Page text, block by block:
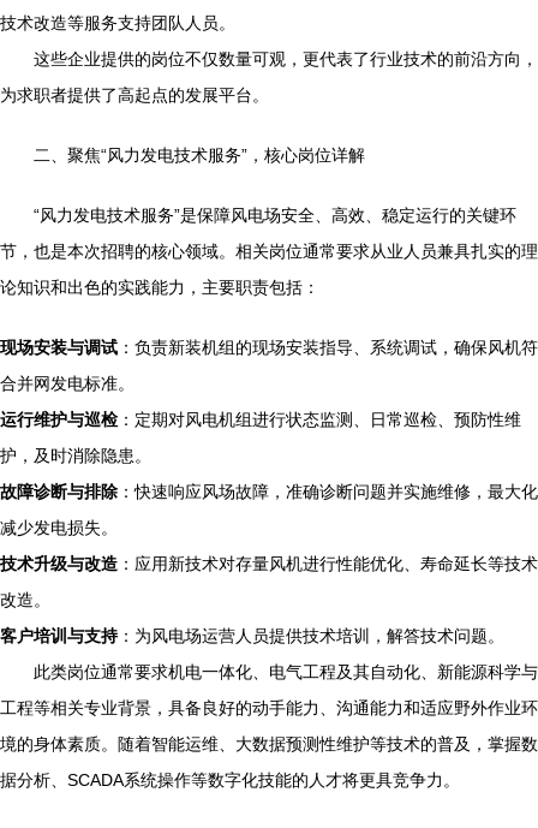
技术改造等服务支持团队人员。
这些企业提供的岗位不仅数量可观，更代表了行业技术的前沿方向，
为求职者提供了高起点的发展平台。
二、聚焦“风力发电技术服务”，核心岗位详解
“风力发电技术服务”是保障风电场安全、高效、稳定运行的关键环
节，也是本次招聘的核心领域。相关岗位通常要求从业人员兼具扎实的理
论知识和出色的实践能力，主要职责包括：
现场安装与调试 ：负责新装机组的现场安装指导、系统调试，确保风机符
合并网发电标准。
运行维护与巡检：定期对风电机组进行状态监测、日常巡检、预防性维
护，及时消除隐患。
故障诊断与排除 ：快速响应风场故障，准确诊断问题并实施维修，最大化
减少发电损失。
技术升级与改造 ：应用新技术对存量风机进行性能优化、寿命延长等技术
改造。
客户培训与支持：为风电场运营人员提供技术培训，解答技术问题。
此类岗位通常要求机电一体化、电气工程及其自动化、新能源科学与
工程等相关专业背景，具备良好的动手能力、沟通能力和适应野外作业环
境的身体素质。随着智能运维、大数据预测性维护等技术的普及，掌握数
据分析、SCADA系统操作等数字化技能的人才将更具竞争力。